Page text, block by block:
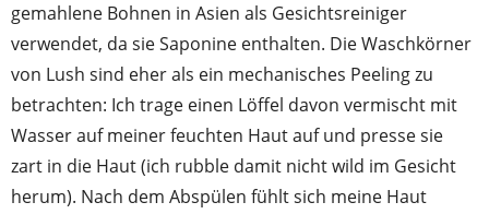
gemahlene Bohnen in Asien als Gesichtsreiniger
verwendet, da sie Saponine enthalten. Die Waschkörner
von Lush sind eher als ein mechanisches Peeling zu
betrachten: Ich trage einen Löffel davon vermischt mit
Wasser auf meiner feuchten Haut auf und presse sie
zart in die Haut (ich rubble damit nicht wild im Gesicht
herum). Nach dem Abspülen fühlt sich meine Haut